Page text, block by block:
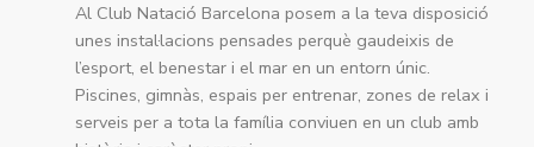
Al Club Natació Barcelona posem a la teva disposició
unes instal·lacions pensades perquè gaudeixis de
l’esport, el benestar i el mar en un entorn únic.
Piscines, gimnàs, espais per entrenar, zones de relax i
serveis per a tota la família conviuen en un club amb